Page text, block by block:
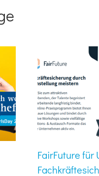
FairFuture für